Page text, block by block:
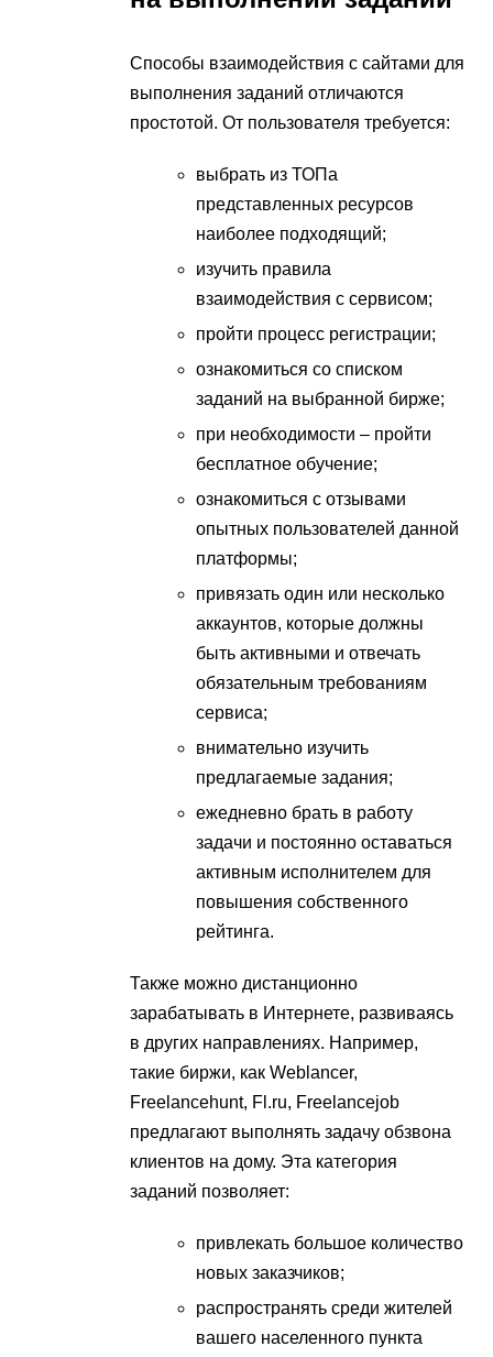
Способы взаимодействия с сайтами для
выполнения заданий отличаются
простотой. От пользователя требуется:
выбрать из ТОПа
представленных ресурсов
наиболее подходящий;
изучить правила
взаимодействия с сервисом;
пройти процесс регистрации;
ознакомиться со списком
заданий на выбранной бирже;
при необходимости – пройти
бесплатное обучение;
ознакомиться с отзывами
опытных пользователей данной
платформы;
привязать один или несколько
аккаунтов, которые должны
быть активными и отвечать
обязательным требованиям
сервиса;
внимательно изучить
предлагаемые задания;
ежедневно брать в работу
задачи и постоянно оставаться
активным исполнителем для
повышения собственного
рейтинга.
Также можно дистанционно
зарабатывать в Интернете, развиваясь
в других направлениях. Например,
такие биржи, как Weblancer,
Freelancehunt, Fl.ru, Freelancejob
предлагают выполнять задачу обзвона
клиентов на дому. Эта категория
заданий позволяет:
привлекать большое количество
новых заказчиков;
распространять среди жителей
вашего населенного пункта